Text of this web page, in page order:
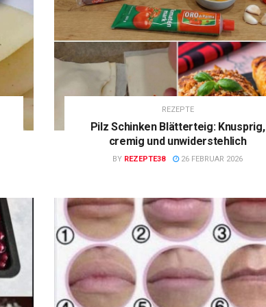
REZEPTE
Pilz Schinken Blätterteig: Knusprig,
cremig und unwiderstehlich
BY REZEPTE38 26 FEBRUAR 2026